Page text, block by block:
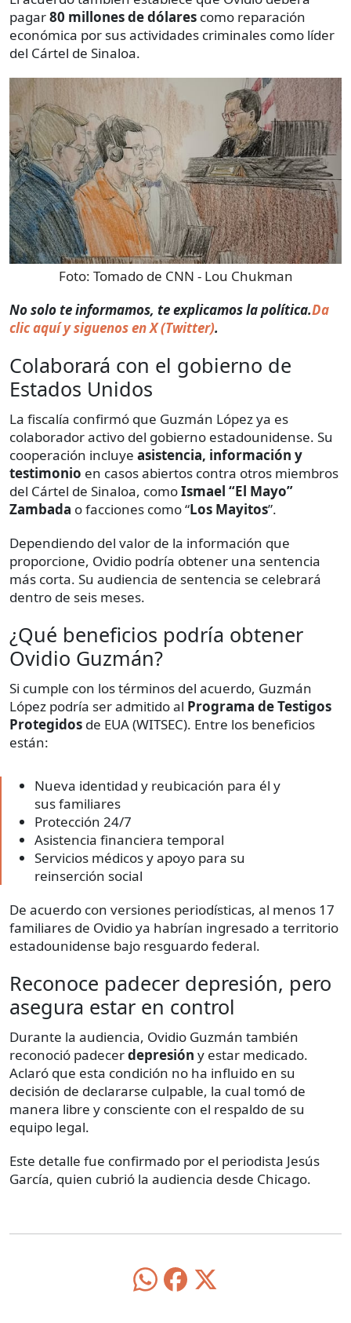
pagar80 millones de dólares como reparación
económica por sus actividades criminales como líder
del Cártel de Sinaloa.
Foto: Tomado de CNN - Lou Chukman
No solo te informamos, te explicamos la política.Da
clic aquí y siguenos en X (Twitter).
Colaborará con el gobierno de
Estados Unidos
La fiscalía confirmó que Guzmán López ya es
colaborador activo del gobierno estadounidense. Su
cooperación incluye asistencia, información y
testimonio en casos abiertos contra otros miembros
del Cártel de Sinaloa, comoIsmael “El Mayo”
Zambada o facciones como “Los Mayitos”.
Dependiendo del valor de la información que
proporcione, Ovidio podría obtener una sentencia
más corta. Su audiencia de sentencia se celebrará
dentro de seis meses.
¿Qué beneficios podría obtener
Ovidio Guzmán?
Si cumple con los términos del acuerdo, Guzmán
López podría ser admitido al Programa de Testigos
Protegidos de EUA (WITSEC). Entre los beneficios
están:
Nueva identidad y reubicación para él y
sus familiares
Protección 24/7
Asistencia financiera temporal
Servicios médicos y apoyo para su
reinserción social
De acuerdo con versiones periodísticas, al menos 17
familiares de Ovidio ya habrían ingresado a territorio
estadounidense bajo resguardo federal.
Reconoce padecer depresión, pero
asegura estar en control
Durante la audiencia, Ovidio Guzmán también
reconoció padecerdepresión y estar medicado.
Aclaró que esta condición no ha influido en su
decisión de declararse culpable, la cual tomó de
manera libre y consciente con el respaldo de su
equipo legal.
Este detalle fue confirmado por el periodista Jesús
García, quien cubrió la audiencia desde Chicago.